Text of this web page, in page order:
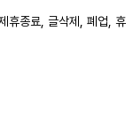
휴종료, 글삭제, 폐업, 휴